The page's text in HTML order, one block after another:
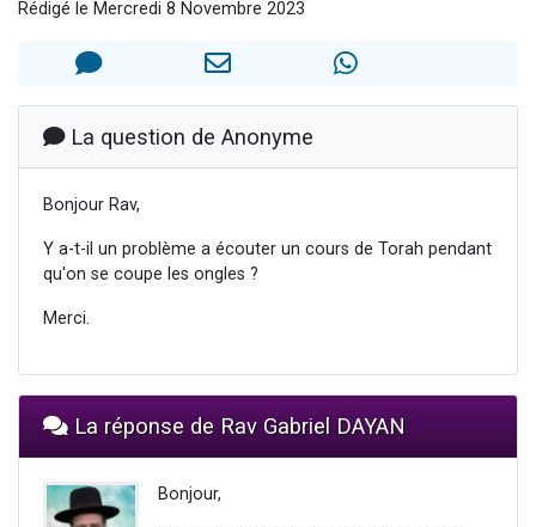
3 personnes viennent de faire un don pour Diane, 80 ans, dans un appartement insalubre
5 personnes viennent de faire un don pour Reloger Rivka, 6 enfants, victime de violences...
Rédigé le Mercredi 8 Novembre 2023
La question de Anonyme
Bonjour Rav,
Y a-t-il un problème a écouter un cours de Torah pendant
qu'on se coupe les ongles ?
Merci.
La réponse de Rav Gabriel DAYAN
Bonjour,